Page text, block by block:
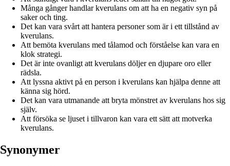
Många gånger handlar kverulans om att ha en negativ syn på
saker och ting.
Det kan vara svårt att hantera personer som är i ett tillstånd av
kverulans.
Att bemöta kverulans med tålamod och förståelse kan vara en
klok strategi.
Det är inte ovanligt att kverulans döljer en djupare oro eller
rädsla.
Att lyssna aktivt på en person i kverulans kan hjälpa denne att
känna sig hörd.
Det kan vara utmanande att bryta mönstret av kverulans hos sig
själv.
Att försöka se ljuset i tillvaron kan vara ett sätt att motverka
kverulans.
Synonymer